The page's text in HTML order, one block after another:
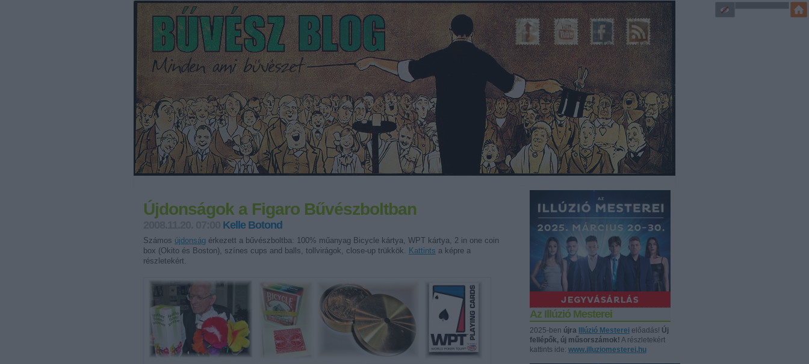
Az Illúzió Mesterei
2025-ben újra Illúzió Mesterei előadás! Új
fellépők, új műsorszámok! A részletekért
kattints ide: www.illuziomesterei.hu
Újdonságok a Figaro Bűvészboltban
Kelle Botond
Számos újdonság érkezett a bűvészboltba: 100% műanyag Bicycle kártya, WPT kártya, 2 in one coin
box (Okito és Boston), színes cups and balls, tollvirágok, close-up trükkök. Kattints a képre a
részletekért.